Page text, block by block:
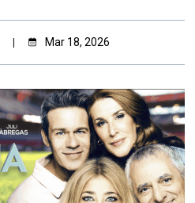
Mar 18, 2026